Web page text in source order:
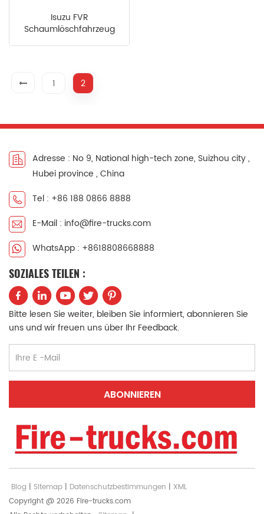
Isuzu FVR
Schaumlöschfahrzeug
1 2
Adresse : No 9, National high-tech zone, Suizhou city ,
Hubei province , China
Tel : +86 188 0866 8888
E-Mail : info@fire-trucks.com
WhatsApp : +8618808668888
SOZIALES TEILEN :
Bitte lesen Sie weiter, bleiben Sie informiert, abonnieren Sie
uns und wir freuen uns über Ihr Feedback.
Blog | Sitemap | Datenschutzbestimmungen | XML
Copyright @ 2026 Fire-trucks.com